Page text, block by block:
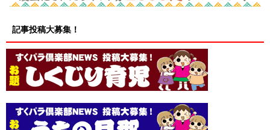
記事投稿大募集！